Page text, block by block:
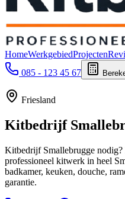
HomeWerkgebiedProjecten
085 - 123 45 67
Friesland
Kitbedrijf
Kitbedrijf Smallebrugge
professioneel kitwerk in heel
badkamer, keuken, douche,
garantie.